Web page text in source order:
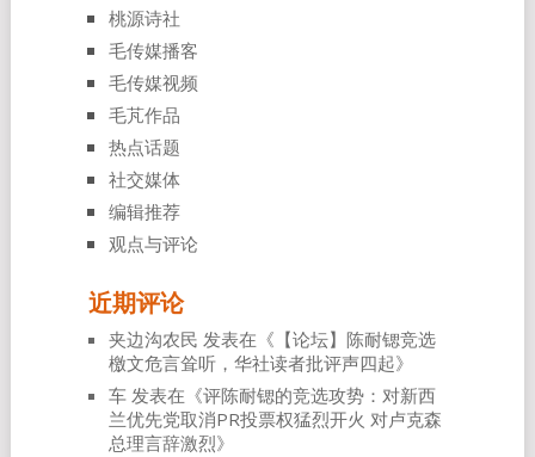
桃源诗社
毛传媒播客
毛传媒视频
毛芃作品
热点话题
社交媒体
编辑推荐
观点与评论
近期评论
夹边沟农民 发表在《 【论坛】陈耐锶竞选
檄文危言耸听，华社读者批评声四起》
车发表在《评陈耐锶的竞选攻势：对新西
兰优先党取消PR投票权猛烈开火 对卢克森
总理言辞激烈》